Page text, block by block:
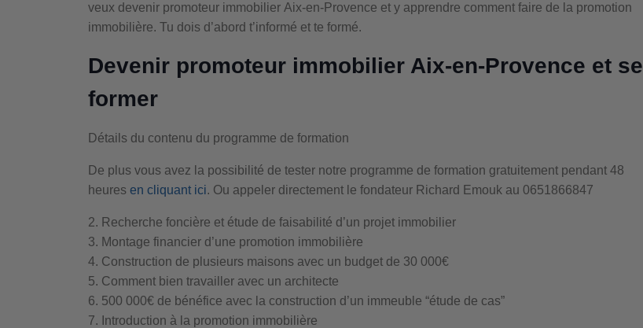
veux devenir promoteur immobilier Aix-en-Provence et y apprendre comment faire de la promotion
immobilière. Tu dois d’abord t’informé et te formé.
Devenir promoteur immobilier Aix-en-Provence et se
former
Détails du contenu du programme de formation
De plus vous avez la possibilité de tester notre programme de formation gratuitement pendant 48
heures en cliquant ici. Ou appeler directement le fondateur Richard Emouk au 0651866847
2. Recherche foncière et étude de faisabilité d’un projet immobilier
3. Montage financier d’une promotion immobilière
4. Construction de plusieurs maisons avec un budget de 30 000€
5. Comment bien travailler avec un architecte
6. 500 000€ de bénéfice avec la construction d’un immeuble “étude de cas”
7. Introduction à la promotion immobilière